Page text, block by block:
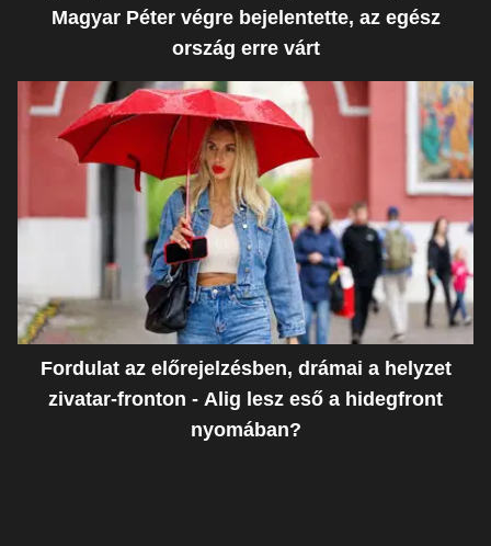
Magyar Péter végre bejelentette, az egész
ország erre várt
Fordulat az előrejelzésben, drámai a helyzet
zivatar-fronton - Alig lesz eső a hidegfront
nyomában?